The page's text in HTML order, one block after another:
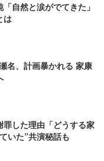
自然と涙がでてきた」
は
名、計画暴かれる 家康
した理由「どうする家
いた”共演秘話も